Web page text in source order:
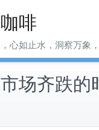
啡
心如止水，洞察万象，
场齐跌的